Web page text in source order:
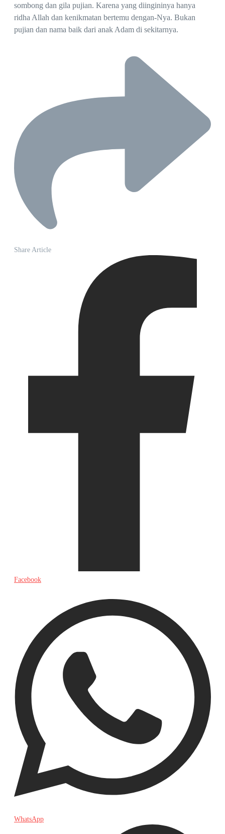
sombong dan gila pujian. Karena yang diingininya hanya
ridha Allah dan kenikmatan bertemu dengan-Nya. Bukan
pujian dan nama baik dari anak Adam di sekitarnya.
Share Article
Facebook
WhatsApp